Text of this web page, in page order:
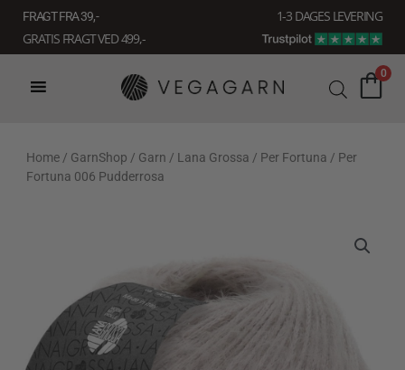
indholdet
FRAGT FRA 39, -
1-3 DAGES LEVERING
GRATIS FRAGT VED 499,-
0
Home / GarnShop / Garn / Lana Grossa / Per Fortuna / Per
Fortuna 006 Pudderrosa